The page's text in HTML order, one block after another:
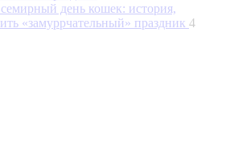
день кошек: история,
«замуррчательный» праздник 4